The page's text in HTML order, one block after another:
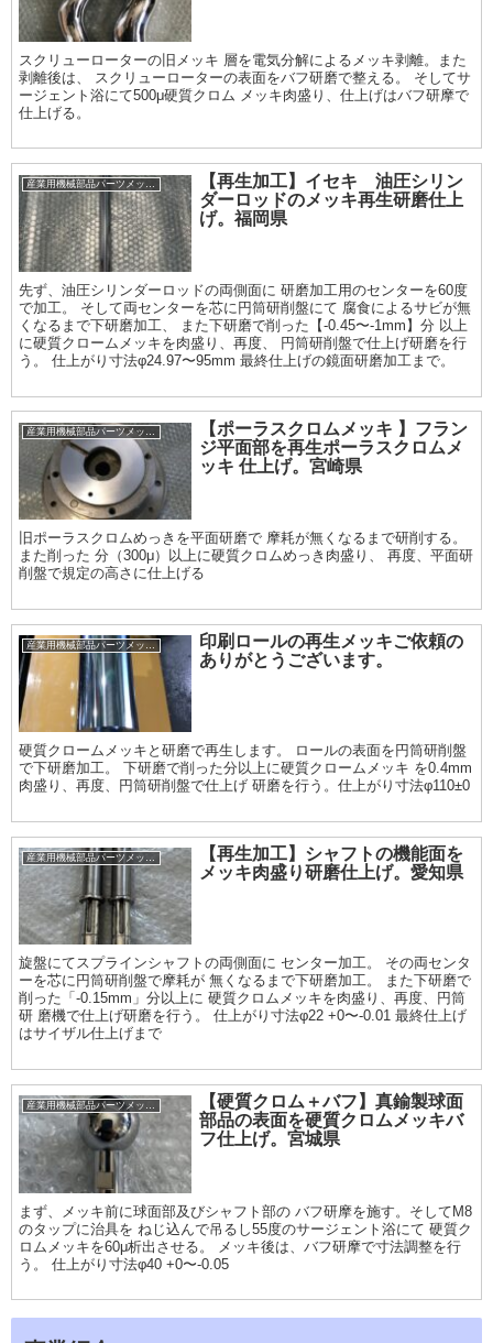
スクリューローターの旧メッキ 層を電気分解によるメッキ剥離。また
剥離後は、 スクリューローターの表面をバフ研磨で整える。 そしてサ
ージェント浴にて500μ硬質クロム メッキ肉盛り、仕上げはバフ研摩で
仕上げる。
産業用機械部品パーツメッキ加工履歴
【再生加工】イセキ 油圧シリン
ダーロッドのメッキ再生研磨仕上
げ。福岡県
先ず、油圧シリンダーロッドの両側面に 研磨加工用のセンターを60度
で加工。 そして両センターを芯に円筒研削盤にて 腐食によるサビが無
くなるまで下研磨加工、 また下研磨で削った【-0.45〜-1mm】分 以上
に硬質クロームメッキを肉盛り、再度、 円筒研削盤で仕上げ研磨を行
う。 仕上がり寸法φ24.97〜95mm 最終仕上げの鏡面研磨加工まで。
産業用機械部品パーツメッキ加工履歴
【ポーラスクロムメッキ 】フラン
ジ平面部を再生ポーラスクロムメ
ッキ 仕上げ。宮崎県
旧ポーラスクロムめっきを平面研磨で 摩耗が無くなるまで研削する。
また削った 分（300μ）以上に硬質クロムめっき肉盛り、 再度、平面研
削盤で規定の高さに仕上げる
印刷ロールの再生メッキご依頼の
ありがとうございます。
硬質クロームメッキと研磨で再生します。 ロールの表面を円筒研削盤
で下研磨加工。 下研磨で削った分以上に硬質クロームメッキ を0.4mm
肉盛り、再度、円筒研削盤で仕上げ 研磨を行う。仕上がり寸法φ110±0
【再生加工】シャフトの機能面を
メッキ肉盛り研磨仕上げ。愛知県
旋盤にてスプラインシャフトの両側面に センター加工。 その両センタ
ーを芯に円筒研削盤で摩耗が 無くなるまで下研磨加工。 また下研磨で
削った「-0.15mm」分以上に 硬質クロムメッキを肉盛り、再度、円筒
研 磨機で仕上げ研磨を行う。 仕上がり寸法φ22 +0〜-0.01 最終仕上げ
はサイザル仕上げまで
産業用機械部品パーツメッキ加工履歴
【硬質クロム＋バフ】真鍮製球面
部品の表面を硬質クロムメッキバ
フ仕上げ。宮城県
まず、メッキ前に球面部及びシャフト部の バフ研摩を施す。そしてM8
のタップに治具を ねじ込んで吊るし55度のサージェント浴にて 硬質ク
ロムメッキを60μ析出させる。 メッキ後は、バフ研摩で寸法調整を行
う。 仕上がり寸法φ40 +0〜-0.05